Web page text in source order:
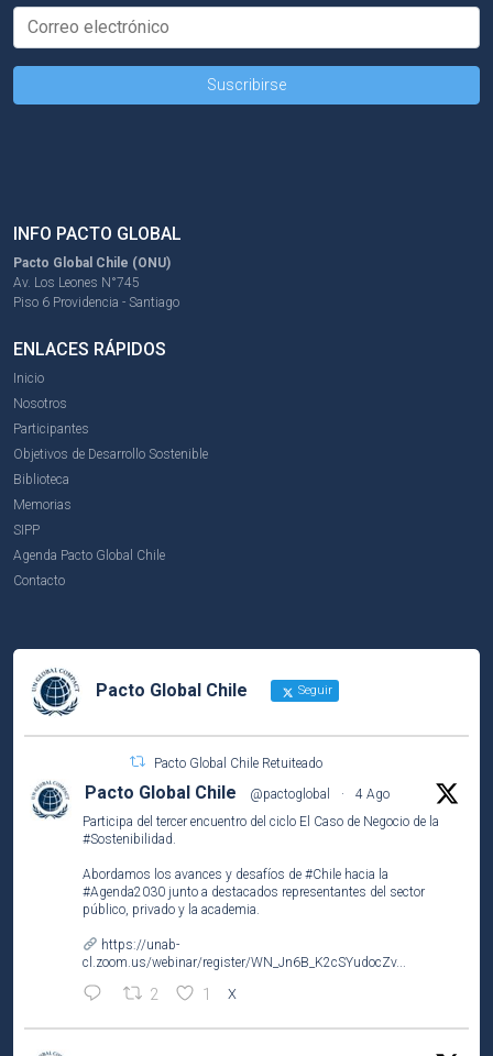
INFO PACTO GLOBAL
Pacto Global Chile (ONU)
Av. Los Leones N°745
Piso 6 Providencia - Santiago
ENLACES RÁPIDOS
Inicio
Nosotros
Participantes
Objetivos de Desarrollo Sostenible
Biblioteca
Memorias
SIPP
Agenda Pacto Global Chile
Contacto
Pacto Global Chile Seguir
Pacto Global Chile Retuiteado
Pacto Global Chile @pactoglobal ·
4 Ago
Participa del tercer encuentro del ciclo El Caso de Negocio de la
#Sostenibilidad
Abordamos los avances y desafíos de #Chile hacia la
#Agenda2030 junto a destacados representantes del sector
público, privado y la academia.
https://unab-
cl.zoom.us/webinar/register/WN_Jn6B_K2cSYudocZv...
2 1 X